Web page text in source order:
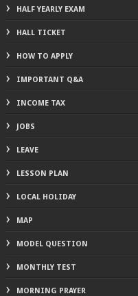
HALF YEARLY EXAM
HALL TICKET
HOW TO APPLY
IMPORTANT Q&A
INCOME TAX
JOBS
LEAVE
LESSON PLAN
LOCAL HOLIDAY
MAP
MODEL QUESTION
MONTHLY TEST
MORNING PRAYER